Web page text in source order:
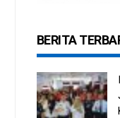
BERITA